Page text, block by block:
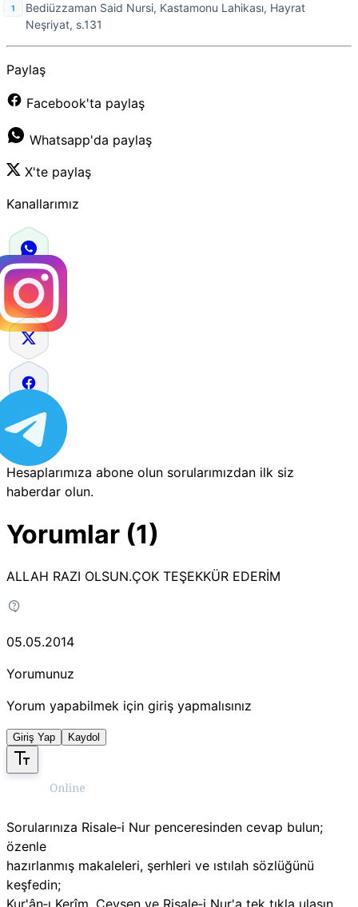
Bediüzzaman Said Nursi, Kastamonu Lahikası, Hayrat
Neşriyat, s.131
Paylaş
Facebook'ta paylaş
Whatsapp'da paylaş
X'te paylaş
Kanallarımız
Hesaplarımıza abone olun sorularımızdan ilk siz
haberdar olun.
Yorumlar (1)
ALLAH RAZI OLSUN.ÇOK TEŞEKKÜR EDERİM
05.05.2014
Yorumunuz
Yorum yapabilmek için giriş yapmalısınız
Giriş Yap Kaydol
Sorularınıza Risale‑i Nur penceresinden cevap bulun;
özenle
hazırlanmış makaleleri, şerhleri ve ıstılah sözlüğünü
keşfedin;